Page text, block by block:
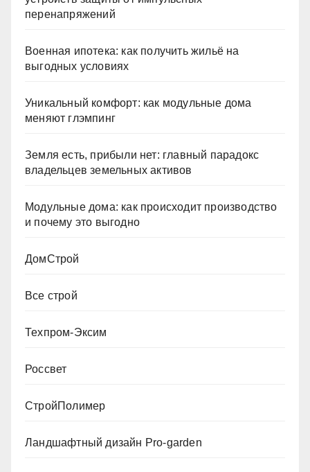
перенапряжений
Военная ипотека: как получить жильё на
выгодных условиях
Уникальный комфорт: как модульные дома
меняют глэмпинг
Земля есть, прибыли нет: главный парадокс
владельцев земельных активов
Модульные дома: как происходит производство
и почему это выгодно
ДомСтрой
Все строй
Техпром-Эксим
Россвет
СтройПолимер
Ландшафтный дизайн Pro-garden